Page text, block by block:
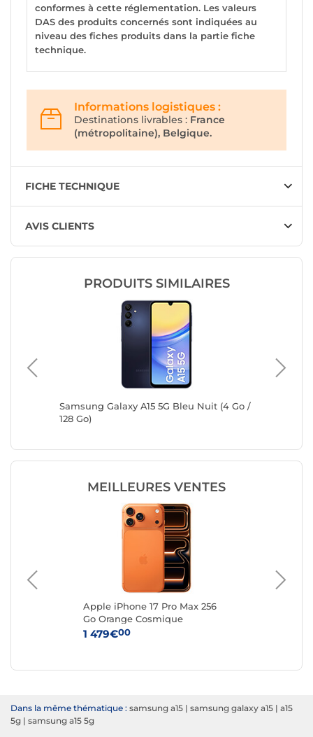
conformes à cette réglementation. Les valeurs
DAS des produits concernés sont indiquées au
niveau des fiches produits dans la partie fiche
technique.
Informations logistiques :
Destinations livrables : France
(métropolitaine), Belgique.
FICHE TECHNIQUE
AVIS CLIENTS
PRODUITS SIMILAIRES
Samsung Galaxy A15 5G Bleu Nuit (4 Go /
128 Go)
MEILLEURES VENTES
Apple iPhone 17 Pro Max 256
Go Orange Cosmique
1 479€00
Dans la même thématique : samsung a15 | samsung galaxy a15 | a15
5g | samsung a15 5g